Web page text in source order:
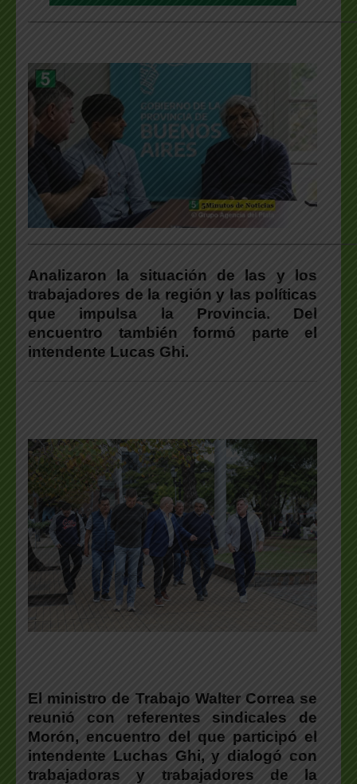
Analizaron la situación de las y los
trabajadores de la región y las políticas
que impulsa la Provincia. Del
encuentro también formó parte el
intendente Lucas Ghi.
El ministro de Trabajo Walter Correa se
reunió con referentes sindicales de
Morón, encuentro del que participó el
intendente Luchas Ghi, y dialogó con
trabajadoras y trabajadores de la